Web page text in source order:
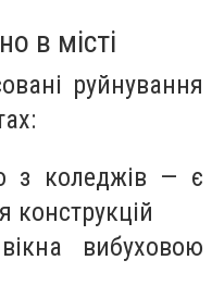
в місті
руйнування
з коледжів — є
конструкцій
вибуховою